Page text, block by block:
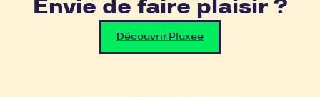
Envie de faire plaisir ?
Découvrir Pluxee